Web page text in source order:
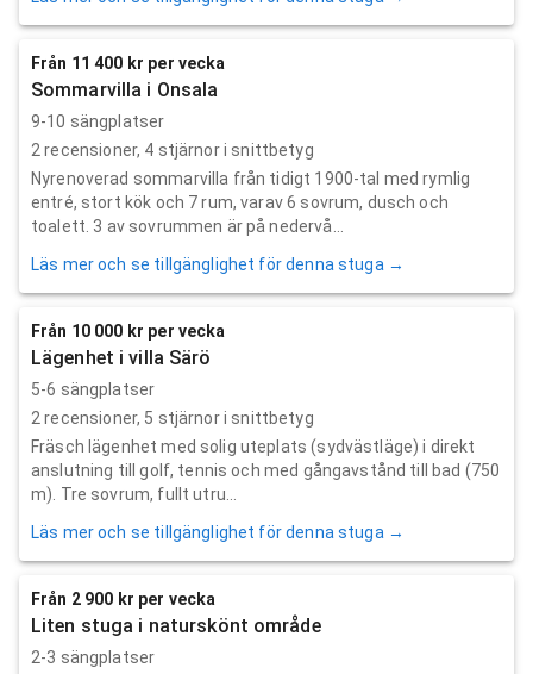
Från 11 400 kr per vecka
Sommarvilla i Onsala
9-10 sängplatser
2 recensioner, 4 stjärnor i snittbetyg
Nyrenoverad sommarvilla från tidigt 1900-tal med rymlig
entré, stort kök och 7 rum, varav 6 sovrum, dusch och
toalett. 3 av sovrummen är på nedervå...
Läs mer och se tillgänglighet för denna stuga →
Från 10 000 kr per vecka
Lägenhet i villa Särö
5-6 sängplatser
2 recensioner, 5 stjärnor i snittbetyg
Fräsch lägenhet med solig uteplats (sydvästläge) i direkt
anslutning till golf, tennis och med gångavstånd till bad (750
m). Tre sovrum, fullt utru...
Läs mer och se tillgänglighet för denna stuga →
Från 2 900 kr per vecka
Liten stuga i naturskönt område
2-3 sängplatser